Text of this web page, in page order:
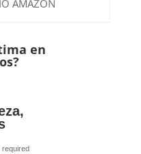
AMAZON
en
required